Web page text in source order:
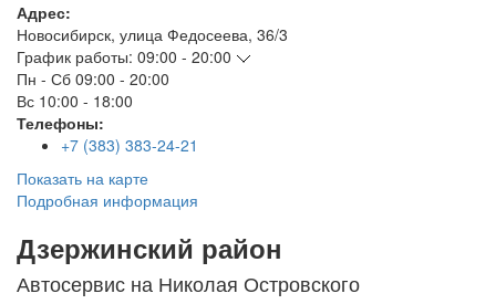
Адрес:
Новосибирск, улица Федосеева, 36/3
График работы: 09:00 - 20:00
Пн - Сб 09:00 - 20:00
Вс 10:00 - 18:00
Телефоны:
+7 (383) 383-24-21
Показать на карте
Подробная информация
Дзержинский район
Автосервис на Николая Островского